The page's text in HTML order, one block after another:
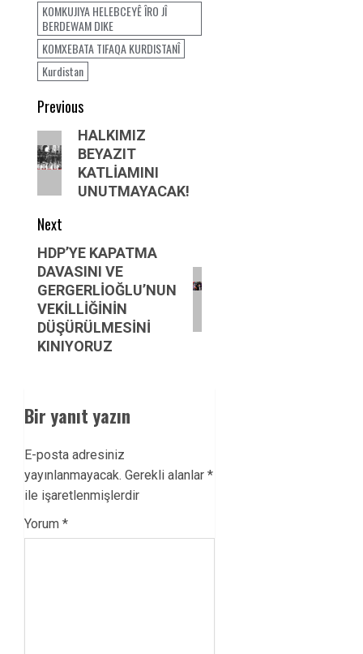
KOMKUJIYA HELEBCEYÊ ÎRO JÎ
BERDEWAM DIKE
KOMXEBATA TIFAQA KURDISTANÎ
Kurdistan
Post
navigation
Previous
Previous
post:
HALKIMIZ
BEYAZIT
KATLİAMINI
UNUTMAYACAK!
Next
Next
post:
HDP’YE KAPATMA
DAVASINI VE
GERGERLİOĞLU’NUN
VEKİLLİĞİNİN
DÜŞÜRÜLMESİNİ
KINIYORUZ
Bir yanıt yazın
E-posta adresiniz
yayınlanmayacak. Gerekli alanlar *
ile işaretlenmişlerdir
Yorum *